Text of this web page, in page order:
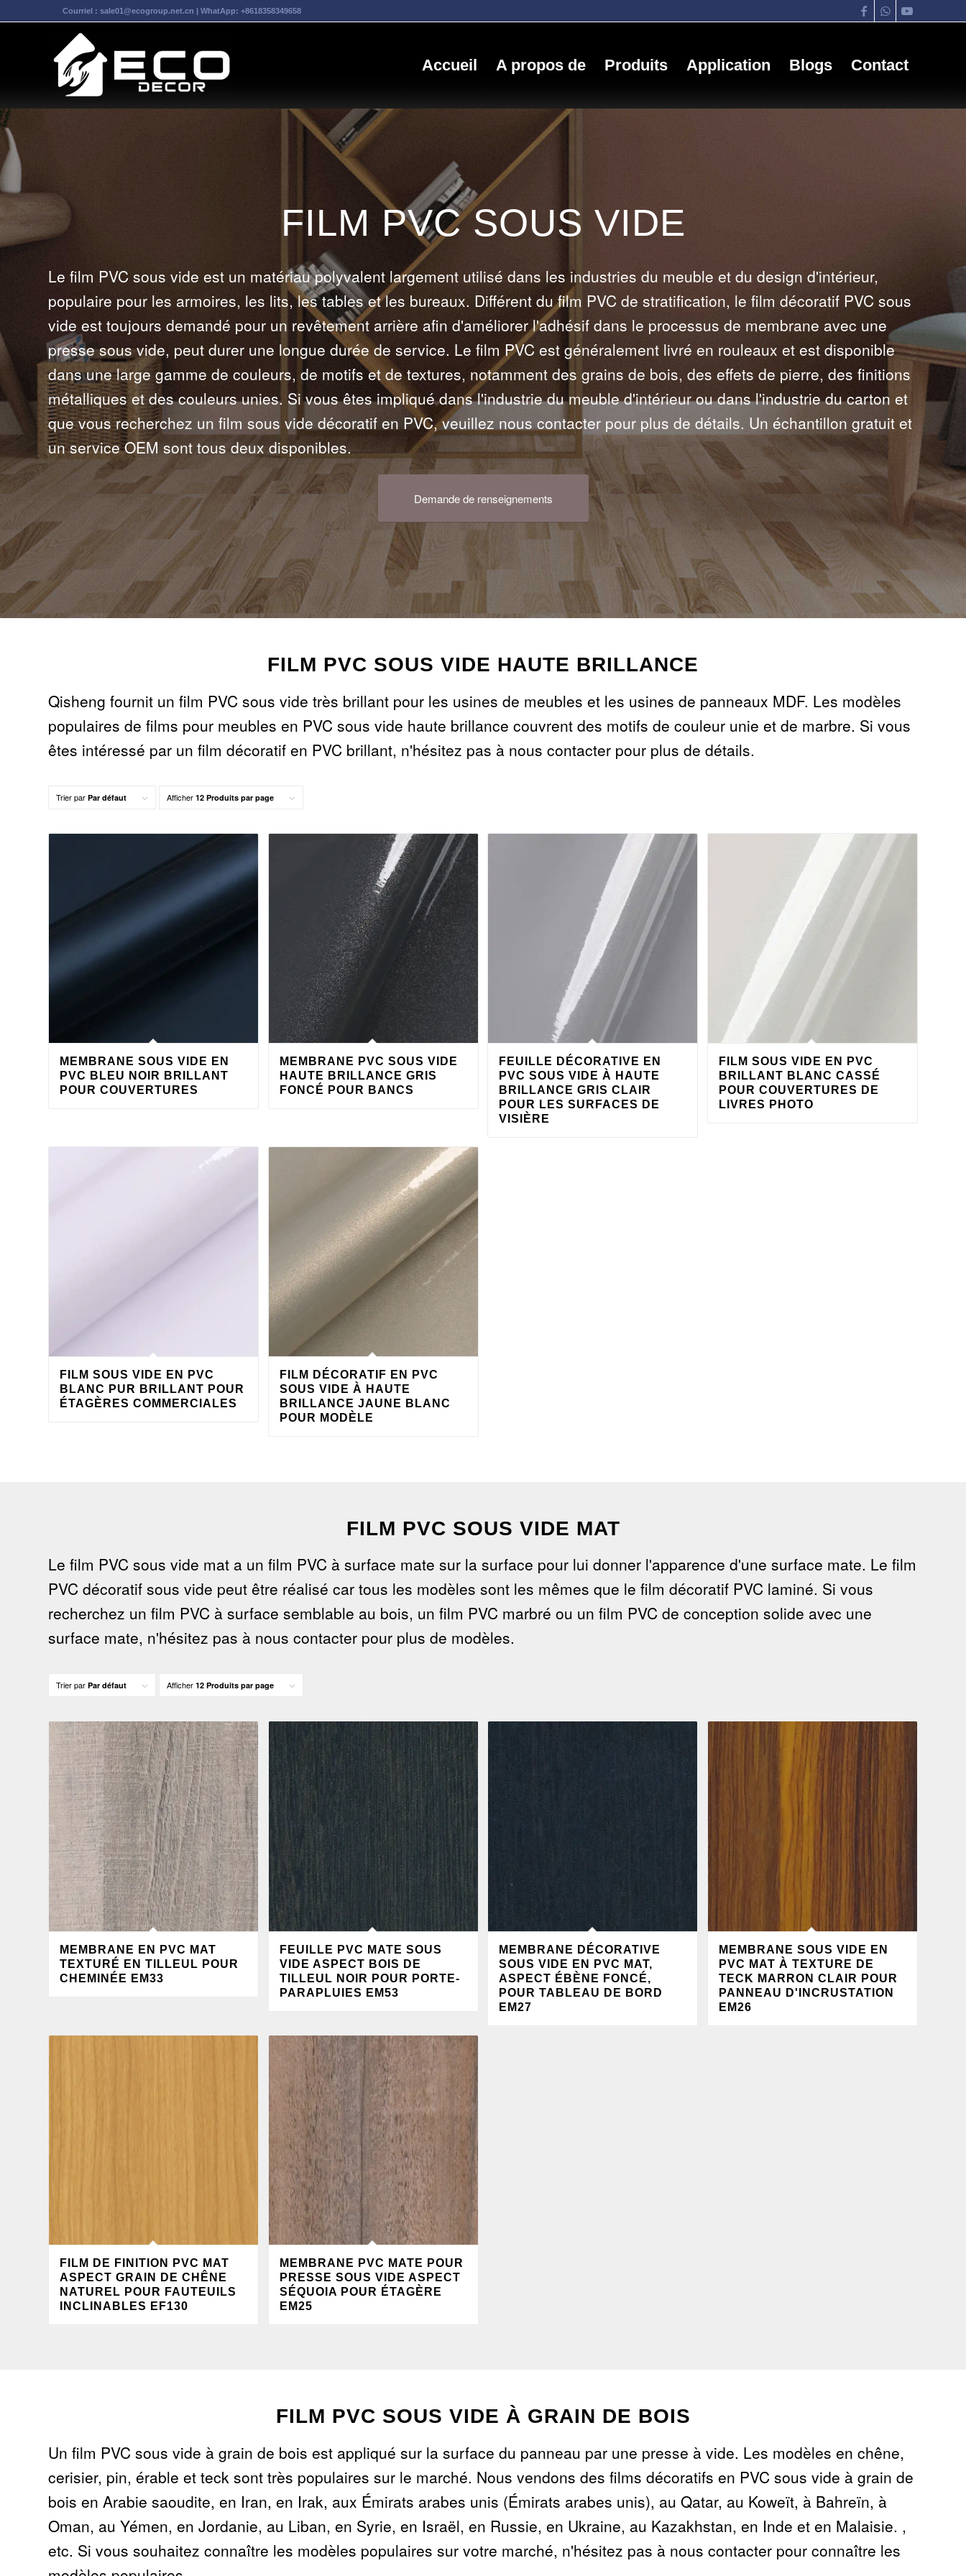
Courriel : sale01@ecogroup.net.cn | WhatApp: +8618358349658
Accueil A propos de Produits Application Blogs Contact
FILM PVC SOUS VIDE
Le film PVC sous vide est un matériau polyvalent largement utilisé dans les industries du meuble et du design d'intérieur,
populaire pour les armoires, les lits, les tables et les bureaux. Différent du film PVC de stratification, le film décoratif PVC sous
vide est toujours demandé pour un revêtement arrière afin d'améliorer l'adhésif dans le processus de membrane avec une
presse sous vide, peut durer une longue durée de service. Le film PVC est généralement livré en rouleaux et est disponible
dans une large gamme de couleurs, de motifs et de textures, notamment des grains de bois, des effets de pierre, des finitions
métalliques et des couleurs unies. Si vous êtes impliqué dans l'industrie du meuble d'intérieur ou dans l'industrie du carton et
que vous recherchez un film sous vide décoratif en PVC, veuillez nous contacter pour plus de détails. Un échantillon gratuit et
un service OEM sont tous deux disponibles.
Demande de renseignements
FILM PVC SOUS VIDE HAUTE BRILLANCE
Qisheng fournit un film PVC sous vide très brillant pour les usines de meubles et les usines de panneaux MDF. Les modèles
populaires de films pour meubles en PVC sous vide haute brillance couvrent des motifs de couleur unie et de marbre. Si vous
êtes intéressé par un film décoratif en PVC brillant, n'hésitez pas à nous contacter pour plus de détails.
Trier par Par défaut Afficher 12 Produits par page
MEMBRANE SOUS VIDE EN
PVC BLEU NOIR BRILLANT
POUR COUVERTURES
MEMBRANE PVC SOUS VIDE
HAUTE BRILLANCE GRIS
FONCÉ POUR BANCS
FEUILLE DÉCORATIVE EN
PVC SOUS VIDE À HAUTE
BRILLANCE GRIS CLAIR
POUR LES SURFACES DE
VISIÈRE
FILM SOUS VIDE EN PVC
BRILLANT BLANC CASSÉ
POUR COUVERTURES DE
LIVRES PHOTO
FILM SOUS VIDE EN PVC
BLANC PUR BRILLANT POUR
ÉTAGÈRES COMMERCIALES
FILM DÉCORATIF EN PVC
SOUS VIDE À HAUTE
BRILLANCE JAUNE BLANC
POUR MODÈLE
FILM PVC SOUS VIDE MAT
Le film PVC sous vide mat a un film PVC à surface mate sur la surface pour lui donner l'apparence d'une surface mate. Le film
PVC décoratif sous vide peut être réalisé car tous les modèles sont les mêmes que le film décoratif PVC laminé. Si vous
recherchez un film PVC à surface semblable au bois, un film PVC marbré ou un film PVC de conception solide avec une
surface mate, n'hésitez pas à nous contacter pour plus de modèles.
Trier par Par défaut Afficher 12 Produits par page
MEMBRANE EN PVC MAT
TEXTURÉ EN TILLEUL POUR
CHEMINÉE EM33
FEUILLE PVC MATE SOUS
VIDE ASPECT BOIS DE
TILLEUL NOIR POUR PORTE-
PARAPLUIES EM53
MEMBRANE DÉCORATIVE
SOUS VIDE EN PVC MAT,
ASPECT ÉBÈNE FONCÉ,
POUR TABLEAU DE BORD
EM27
MEMBRANE SOUS VIDE EN
PVC MAT À TEXTURE DE
TECK MARRON CLAIR POUR
PANNEAU D'INCRUSTATION
EM26
FILM DE FINITION PVC MAT
ASPECT GRAIN DE CHÊNE
NATUREL POUR FAUTEUILS
INCLINABLES EF130
MEMBRANE PVC MATE POUR
PRESSE SOUS VIDE ASPECT
SÉQUOIA POUR ÉTAGÈRE
EM25
FILM PVC SOUS VIDE À GRAIN DE BOIS
Un film PVC sous vide à grain de bois est appliqué sur la surface du panneau par une presse à vide. Les modèles en chêne,
cerisier, pin, érable et teck sont très populaires sur le marché. Nous vendons des films décoratifs en PVC sous vide à grain de
bois en Arabie saoudite, en Iran, en Irak, aux Émirats arabes unis (Émirats arabes unis), au Qatar, au Koweït, à Bahreïn, à
Oman, au Yémen, en Jordanie, au Liban, en Syrie, en Israël, en Russie, en Ukraine, au Kazakhstan, en Inde et en Malaisie. ,
etc. Si vous souhaitez connaître les modèles populaires sur votre marché, n'hésitez pas à nous contacter pour connaître les